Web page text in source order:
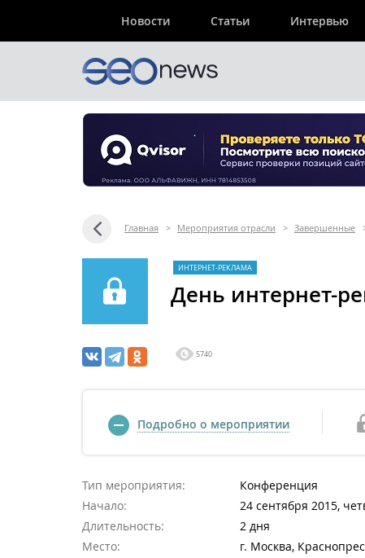
Новости Статьи Интервью
Главная > Мероприятия отрасли > Завершенные
ИНТЕРНЕТ-РЕКЛАМА
День интернет-
5740
Подробно о мероприятии
Тип мероприятия:
Конференция
Начало:
24 сентября 2015,
Длительность:
2 дня
Место:
г. Москва,